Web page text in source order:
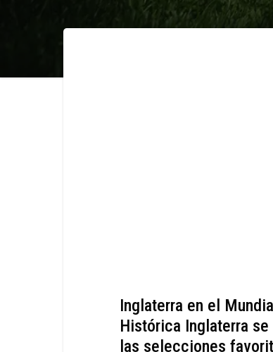
Inglaterra en el
Histórica Inglaterra
las selecciones